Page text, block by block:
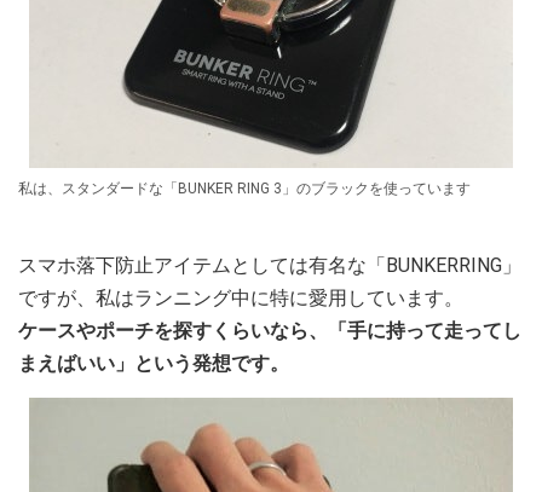
私は、スタンダードな「BUNKER RING 3」のブラックを使っています
スマホ落下防止アイテムとしては有名な「BUNKERRING」
ですが、私はランニング中に特に愛用しています。
ケースやポーチを探すくらいなら、「手に持って走ってし
まえばいい」という発想です。